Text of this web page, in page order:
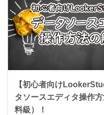
【初心者向け
タソースエディタ操作
料級）！